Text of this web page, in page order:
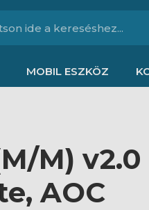
MOBIL ESZKÖZ
M) v2.0
AOC